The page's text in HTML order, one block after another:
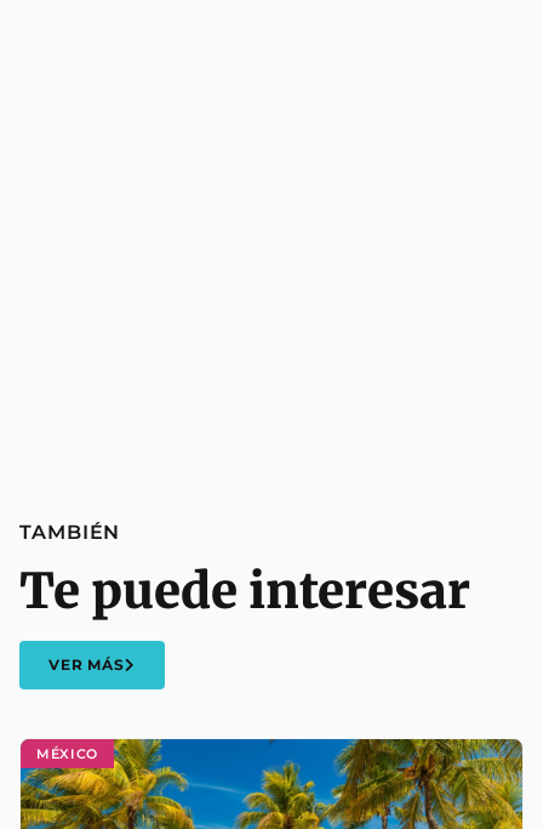
MÉXICO
TAMBIÉN
Te puede interesar
VER MÁS